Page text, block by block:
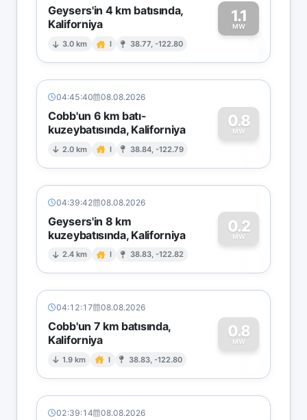
Geysers'in 4 km batısında,
Kaliforniya
3.0 km I 38.77, -122.80
1.1
MW1
04:45:40 08.08.2026
Cobb'un 6 km batı-
kuzeybatısında, Kaliforniya
2.0 km I 38.84, -122.79
0.8
MW
0
04:39:42 08.08.2026
Geysers'in 8 km
kuzeybatısında, Kaliforniya
2.4 km I 38.83, -122.82
0.2
MW
0
04:12:17 08.08.2026
Cobb'un 7 km batısında,
Kaliforniya
1.9 km I 38.83, -122.80
0.8
MW
0
02:39:14 08.08.2026